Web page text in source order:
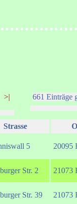
>| 661 Einträge
Strasse
5 20095
Str. 2 21073
Str. 39 21073